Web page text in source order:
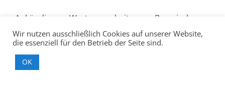
Ankündigung: Wartungsarbeiten am Bayerischen
Schulportal am 22.08.2024 Allgemein, Technik,
Multiplikatoren 20.08.2024 11:00 Am Donnerstag,
22.08.2024 wird zwischen 14.30 und 15.00 Uhr
Wir nutzen ausschließlich Cookies auf unserer Website,
die essenziell für den Betrieb der Seite sind.
OK